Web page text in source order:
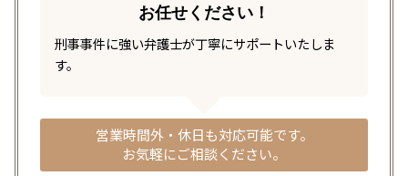
お任せください！
刑事事件に強い弁護士が丁寧にサポートいたしま
す。
営業時間外・休日も対応可能です。
お気軽にご相談ください。